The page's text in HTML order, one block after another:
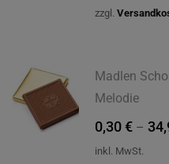
zzgl.
Madlen
Melodie
0,30€ –
inkl. MwSt.